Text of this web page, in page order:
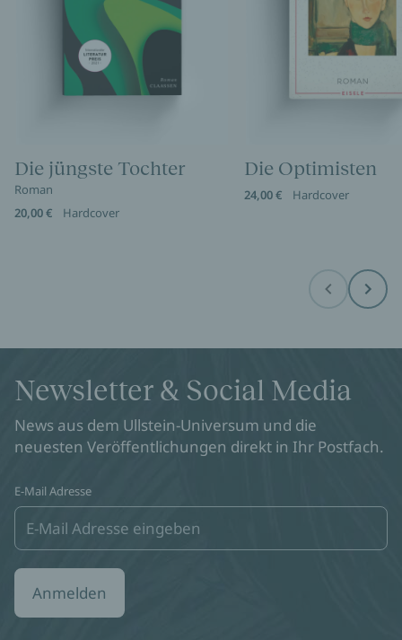
Die jüngste Tochter
Roman
20,00 €
Hardcover
Die Optimisten
24,00 € Hardcover
Before Next
Newsletter & Social Media
News aus dem Ullstein-Universum und die
neuesten Veröffentlichungen direkt in Ihr Postfach.
E-Mail Adresse
Anmelden